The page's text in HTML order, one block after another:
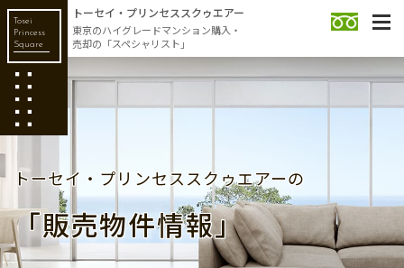
Tosei
Princess
Square
トーセイ・プリンセススクゥエアー
東京のハイグレードマンション購入・
売却の「スペシャリスト」
トーセイ・プリンセススクゥエアーの
「販売物件情報」